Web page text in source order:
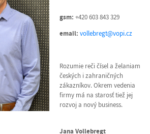
gsm: +420 603 843 329
email: vollebregt@vopi.cz
Rozumie reči čísel a želaniam
českých i zahraničných
zákazníkov. Okrem vedenia
firmy má na starosť tiež jej
rozvoj a nový business.
Jana Vollebregt